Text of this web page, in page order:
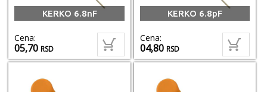
KERKO 6.8nF
Cena:
05,70RSD
KERKO 6.8pF
Cena:
04,80RSD